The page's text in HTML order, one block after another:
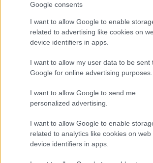
Google consents
I want to allow Google to enable
related to advertising like cookies on
device identifiers in apps.
I want to allow my user data to be sent
Google for online advertising purposes.
I want to allow Google to send me
personalized advertising.
I want to allow Google to enable
related to analytics like cookies on web
device identifiers in apps.
Legfőbb ügyész az MNB-
gigabyte-nyi adatot
Nagy Gábor Bálint szerint az MNB-
kell térképezni, csak ezt követően lehet